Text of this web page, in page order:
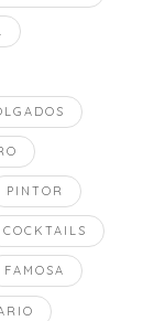
PINTOR
COCKTAILS
FAMOSA